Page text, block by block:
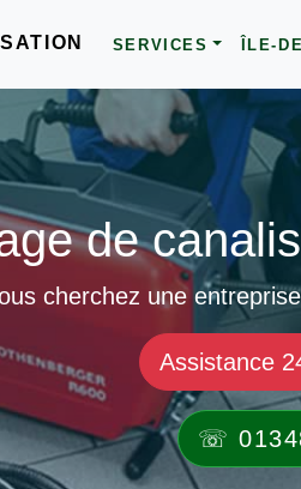
SERVICES ÎLE-
de
cherchez une
Assistance
☏